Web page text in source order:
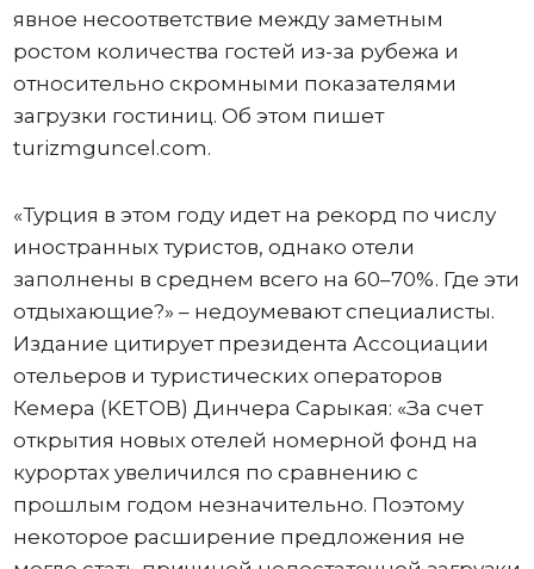
явное несоответствие между заметным
ростом количества гостей из-за рубежа и
относительно скромными показателями
загрузки гостиниц. Об этом пишет
turizmguncel.com.
«Турция в этом году идет на рекорд по числу
иностранных туристов, однако отели
заполнены в среднем всего на 60–70%. Где эти
отдыхающие?» – недоумевают специалисты.
Издание цитирует президента Ассоциации
отельеров и туристических операторов
Кемера (KETOB) Динчера Сарыкая: «За счет
открытия новых отелей номерной фонд на
курортах увеличился по сравнению с
прошлым годом незначительно. Поэтому
некоторое расширение предложения не